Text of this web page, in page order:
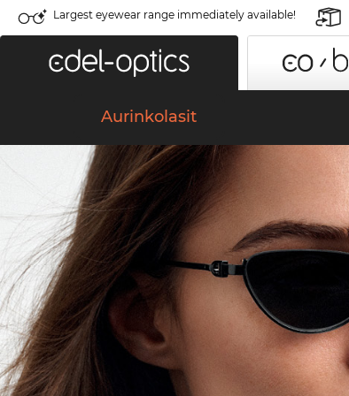
Largest eyewear range immediately available!
Aurinkolasit